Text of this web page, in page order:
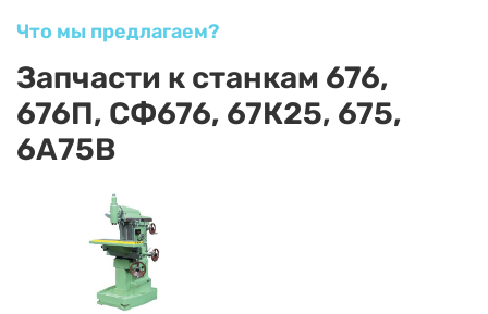
Что мы предлагаем?
Запчасти к станкам 676,
676П, СФ676, 67К25, 675,
6А75В